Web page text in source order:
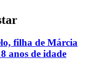
filha de Márcia
anos de idade